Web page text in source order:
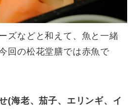
ズなどと和えて、魚と一緒
回の松花堂膳では赤魚で
(海老、茄子、エリンギ、イ